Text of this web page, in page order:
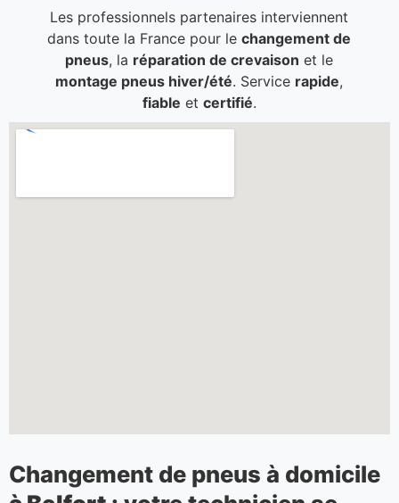
Les professionnels partenaires interviennent
dans toute la France pour lechangement de
pneus, la réparation de crevaison et le
montage pneus hiver/été. Service rapide,
fiable et certifié.
Changement de pneus à domicile